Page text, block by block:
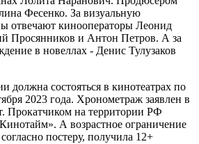
Фесенко. За визуальную
отвечают кинооператоры Леонид
Просянников и Антон Петров. А за
в новеллах - Денис Тулузаков
должна состояться в кинотеатрах по
2023 года. Хронометраж заявлен в
Прокатчиком на территории РФ
А возрастное ограничение
постеру, получила 12+